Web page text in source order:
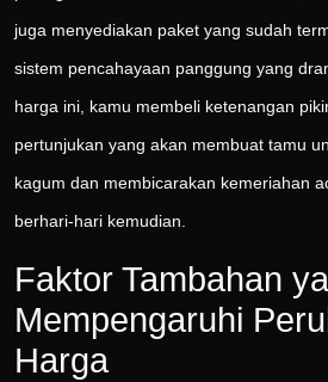
juga menyediakan paket yang sudah
sistem pencahayaan panggung yang
harga ini, kamu membeli ketenangan
pertunjukan yang akan membuat tamu
kagum dan membicarakan kemeriahan
berhari-hari kemudian.
Faktor Tambahan
Mempengaruhi
Harga